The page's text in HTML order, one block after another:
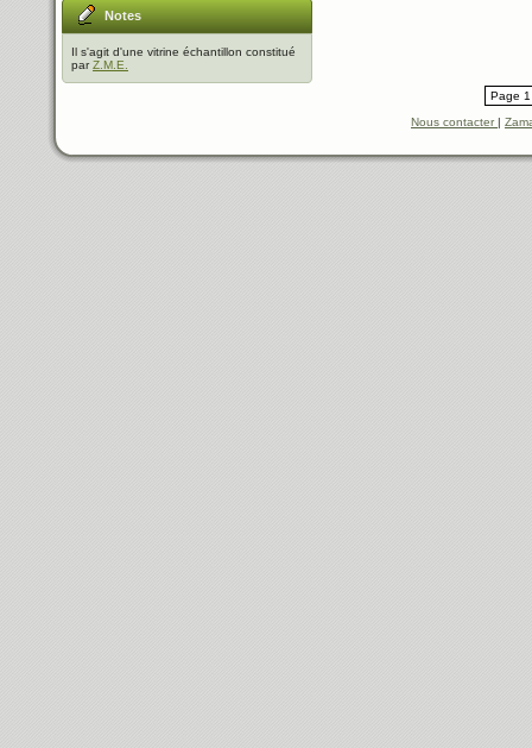
Notes
Il s'agit d'une vitrine échantillon constitué
parZ.M.E.
Page
Nous contacter|